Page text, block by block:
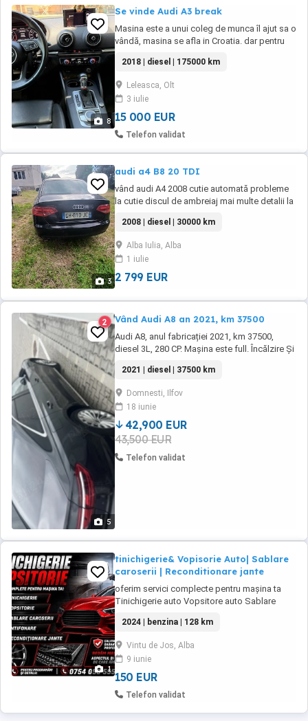
8
Se vinde Audi A3 break
Masina este a unui coleg de munca îl ajut sa o
vândă, masina se afla in Croatia. dar pentru
contacta la nr. De Tel
2018 | diesel | 175000 km
Leleasca, Olt
3 iulie
15 000 EUR
Telefon validat
3
audi a4 B8 20 TDI
vând audi A4 2008 cutie automată probleme
la cutie discul de ambreiaj mai multe detalii la
2008 | diesel | 30000 km
Alba Iulia, Alba
1 iulie
2 799 EUR
5
2 Vând Audi A8 an 2021, km 37500
Audi A8, anul fabricației 2021, km 37500,
diesel 3L, 280 CP. Mașina este full. Încălzire Și
scaunele, garanție până în 2026, quatro,
pornire din telefon, softclose, anvelope vară
iarnă, cutie automată, lumină ambientală,
faruri matrix, perdeluța geamuri ...
2021 | diesel | 37500 km
Domnesti, Ilfov
18 iunie
42,900 EUR
43,500 EUR
Telefon validat
1
tinichigerie& Vopisorie Auto| Sablare
caroserii | Reconditionare jante
oferim servici complecte pentru mașina ta
Tinichigerie auto Vopsitore auto Sablare
Recondiționat jante pentru programări și
detali la numărul de telefon:
2024 | benzina | 128 km
Vintu de Jos, Alba
9 iunie
150 EUR
Telefon validat